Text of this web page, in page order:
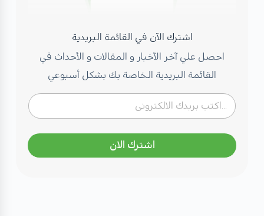
اشترك الآن في القائمة البريدية
احصل علي آخر الآخبار و المقالات و الأحداث في
القائمة البريدية الخاصة بك بشكل أسبوعي
اشترك الان